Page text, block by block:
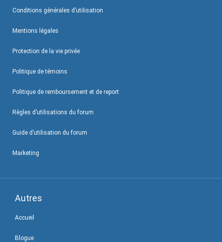
Conditions générales d’utilisation
Mentions légales
Protection de la vie privée
Politique de témoins
Politique de remboursement et de report
Règles d’utilisations du forum
Guide d’utilisation du forum
Marketing
Autres
Accueil
Blogue